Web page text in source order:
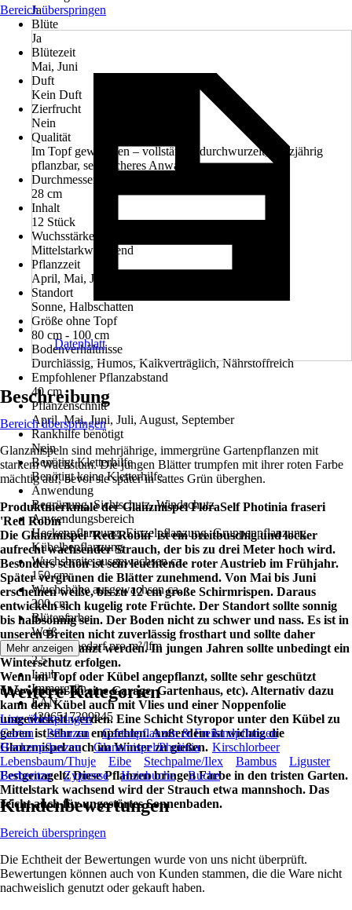
Ja
Blüte
Ja
Blütezeit
Mai, Juni
Duft
Kein Duft
Zierfrucht
Nein
Qualität
Im Topf gewachsen – vollständig durchwurzelt, ganzjährig
pflanzbar, sehr sicheres Anwachsen
Durchmesser Topfgröße
28 cm
Inhalt
12 Stück
Wuchsstärke
Mittelstarkwachsend
Pflanzzeit
April, Mai, Juni, Juli, August, September, Oktober
Standort
Sonne, Halbschatten
Größe ohne Topf
80 cm - 100 cm
Bodenverhältnisse
Durchlässig, Humos, Kalkverträglich, Nährstoffreich
Empfohlener Pflanzabstand
40 cm
Pflanzenschnitt
April, Mai, Juni, Juli, August, September
Rankhilfe benötigt
Nein
Benötigt Kletterhilfe
Benötigt keine Kletterhilfe
Anwendung
Begrünung, Sichtschutz, Windschutz
Anwendungsbereich
Heckenpflanzung, Einzelpflanzung, Gruppenpflanzung,
Kübelbepflanzung
Wuchsbreite ausgewachsen ca.
150 cm
Wuchshöhe ausgewachsen ca.
300 cm
Blütenfarbe
Weiß
Pflanzenbedarf pro m²/lfm
2,5
Laub
Immergrün
EAN
4306517399245
Bereich überspringen
Datenblatt
Beschreibung
Bereich überspringen
Glanzmispeln sind mehrjährige, immergrüne Gartenpflanzen mit
starkem Wachstum. Die jungen Blätter trumpfen mit ihrer roten Farbe
mächtig auf, bevor sie später in sattes Grün überghen.
Produktmerkmale der Glanzmispel FloraSelf Photinia fraseri
'Red Robin'
Die Glanzmispel 'Red Robin' ist ein breitbuschig und locker
aufrecht wachsender Strauch, der bis zu drei Meter hoch wird.
Besonders schön ist sein leuchtende roter Austrieb im Frühjahr.
Später vergrünen die Blätter zunehmend. Von Mai bis Juni
erscheinen weiße, bis zu 12 cm große Schirmrispen. Daraus
entwickeln sich kugelig rote Früchte. Der Standort sollte sonnig
bis halbsonnig sein. Der Boden nicht zu schwer und nass. Es ist in
unseren Breiten nicht zuverlässig frosthart und sollte daher
geschützt gepflanzt werden. In jungen Jahren sollte unbedingt ein
Winterschutz erfolgen.
Wenn im Topf oder Kübel angepflanzt, sollte sehr geschützt
überwintern (in eine Garage, Gartenhaus, etc). Alternativ dazu
kann den Kübel auch mit Vlies und einer Noppenfolie
umgewickelt werden. Eine Schicht Styropor unter den Kübel zu
geben ist sehr zu empfehlen. Außerdem ist wichtig die
Glanzmispel auch im Winter zu gießen.
Festgenagelt: Diese Pflanzen bringen Farbe in den tristen Garten.
Mittelstark wachsend wird der Strauch etwa mannshoch. Das
reicht auch für ungestörtes Sonnenbaden.
Mehr anzeigen
Weitere Kategorien
Liste überspringen
Garten
Pflanzen
Gartenpflanzen & Freilandpflanzen
Heckenpflanzen
Glanzmispel/Photinia
Kirschlorbeer
Lebensbaum/Thuje
Eibe Stechpalme/Ilex Bambus
Liguster
Berberitze
Zypresse Hainbuche Buche
Kundenbewertungen
Bereich überspringen
Die Echtheit der Bewertungen wurde von uns nicht überprüft.
Bewertungen können auch von Kunden stammen, die die Ware nicht
nachweislich genutzt oder gekauft haben.